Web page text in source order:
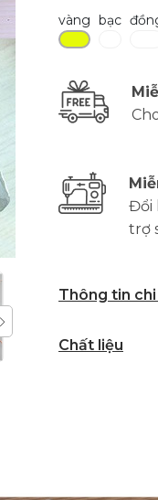
vàng bạc
Đổi
trợ
Thông tin
Chất liệu